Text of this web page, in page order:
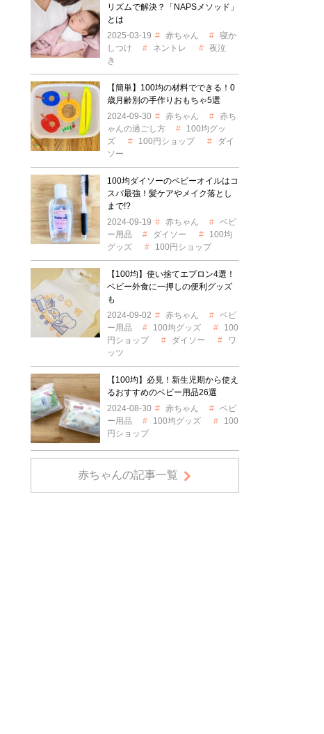
リズムで解決？「NAPSメソッド」
とは
2025-03-19
赤ちゃん
寝か
しつけ
ネントレ
夜泣
き
【簡単】100均の材料でできる！0
歳月齢別の手作りおもちゃ5選
2024-09-30
赤ちゃん
赤ち
ゃんの過ごし方
100均グッ
ズ
100円ショップ
ダイ
ソー
100均ダイソーのベビーオイルはコ
スパ最強！髪ケアやメイク落とし
まで!?
2024-09-19
赤ちゃん
ベビ
ー用品
ダイソー
100均
グッズ
100円ショップ
【100均】使い捨てエプロン4選！
ベビー外食に一押しの便利グッズ
も
2024-09-02
赤ちゃん
ベビ
ー用品
100均グッズ
100
円ショップ
ダイソー
ワ
ッツ
【100均】必見！新生児期から使え
るおすすめのベビー用品26選
2024-08-30
赤ちゃん
ベビ
ー用品
100均グッズ
100
円ショップ
赤ちゃんの記事一覧